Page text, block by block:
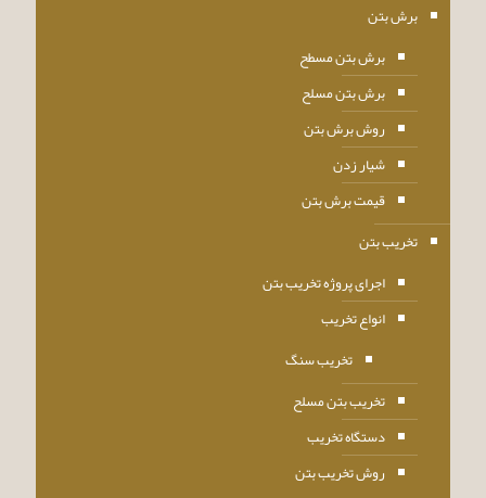
برش بتن
برش بتن مسطح
برش بتن مسلح
روش برش بتن
شیار زدن
قیمت برش بتن
تخریب بتن
اجرای پروژه تخریب بتن
انواع تخریب
تخریب سنگ
تخریب بتن مسلح
دستگاه تخریب
روش تخریب بتن